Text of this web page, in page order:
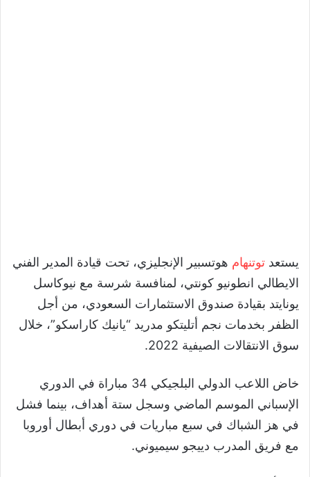
يستعد توتنهام هوتسبير الإنجليزي، تحت قيادة المدير الفني
الايطالي انطونيو كونتي، لمنافسة شرسة مع نيوكاسل
يونايتد بقيادة صندوق الاستثمارات السعودي، من أجل
الظفر بخدمات نجم أتليتكو مدريد “يانيك كاراسكو”، خلال
سوق الانتقالات الصيفية 2022.
خاض اللاعب الدولي البلجيكي 34 مباراة في الدوري
الإسباني الموسم الماضي وسجل ستة أهداف، بينما فشل
في هز الشباك في سبع مباريات في دوري أبطال أوروبا
مع فريق المدرب دييجو سيميوني.